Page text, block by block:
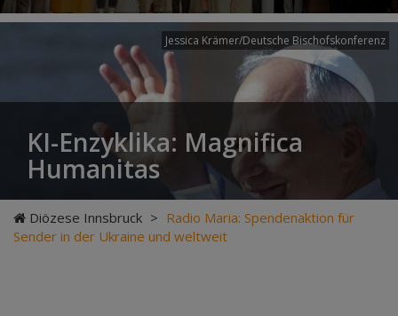
Jessica Krämer/Deutsche Bischofskonferenz
KI-Enzyklika: Magnifica
Humanitas
Diözese Innsbruck > Radio Maria: Spendenaktion für
Sender in der Ukraine und weltweit